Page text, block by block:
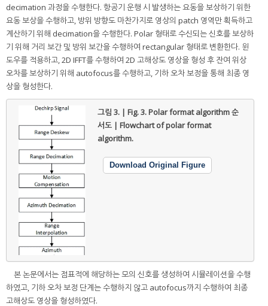
decimation 과정을 수행한다. 항공기 운행 시 발생하는 요동을 보상하기 위한
요동 보상을 수행하고, 방위 방향도 마찬가지로 영상의 patch 영역만 획득하고
계산하기 위해 decimation을 수행한다. Polar 형태로 수신되는 신호를 보상하
기 위해 거리 보간 및 방위 보간을 수행하여 rectangular 형태로 변환한다. 윈
도우를 적용하고, 2D IFFT를 수행하여 2D 고해상도 영상을 형성 후 잔여 위상
오차를 보상하기 위해 autofocus를 수행하고, 기하 오차 보정을 통해 최종 영
상을 형성한다.
그림 3. | Fig. 3.Polar format algorithm 순
서도 | Flowchart of polar format
algorithm.
Download Original Figure
본 논문에서는 점표적에 해당하는 모의 신호를 생성하여 시뮬레이션을 수행
하였고, 기하 오차 보정 단계는 수행하지 않고 autofocus까지 수행하여 최종
고해상도 영상을 형성하였다.